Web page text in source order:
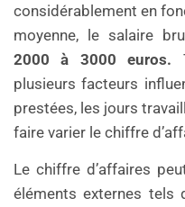
considérablement en
moyenne, le salaire
2000 à 3000 euros.
plusieurs facteurs
prestées, les jours
faire varier le chiffre
Le chiffre d’affaires
éléments externes tels